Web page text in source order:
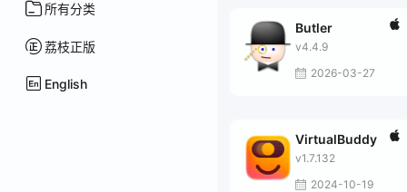
所有分类
荔枝正版
English
Butler
v4.4.9
2026-03-27
VirtualBuddy
v1.7.132
2024-10-19